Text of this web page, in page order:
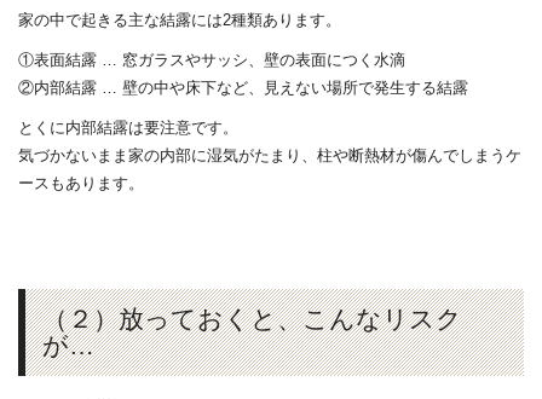
家の中で起きる主な結露には2種類あります。
①表面結露 … 窓ガラスやサッシ、壁の表面につく水滴
②内部結露 … 壁の中や床下など、見えない場所で発生する結露
とくに内部結露は要注意です。
気づかないまま家の内部に湿気がたまり、柱や断熱材が傷んでしまうケ
ースもあります。
（２）放っておくと、こんなリスク
が…